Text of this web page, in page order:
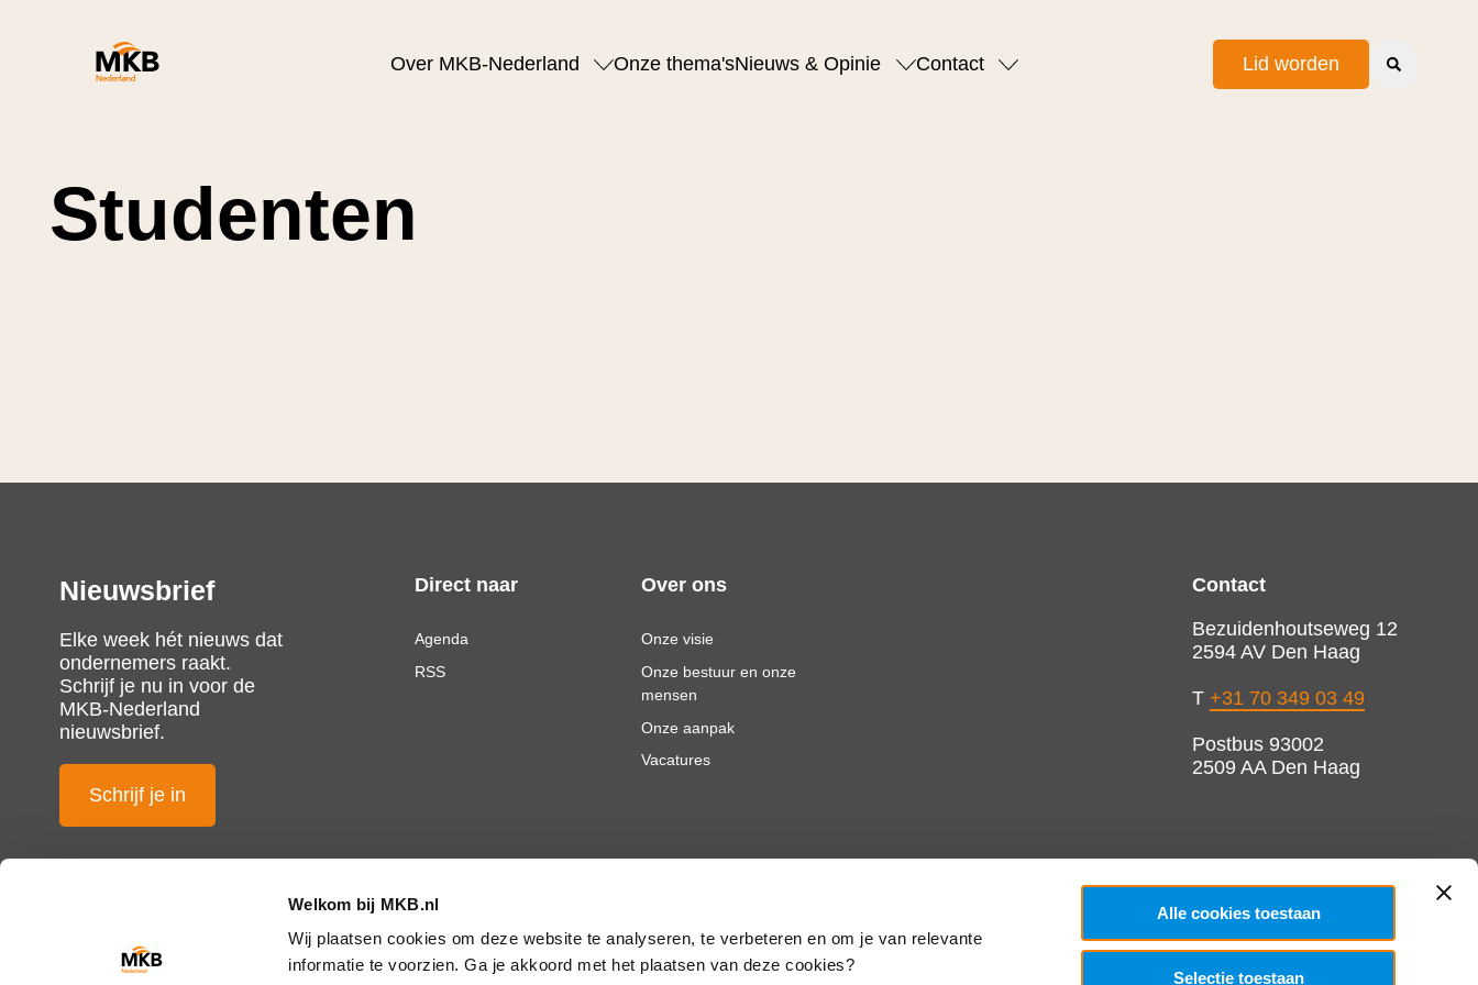
Welkom bij MKB.nl
Wij plaatsen cookies om deze website te analyseren, te verbeteren en om je van relevante
informatie te voorzien. Ga je akkoord met het plaatsen van deze cookies?
Alle cookies toestaan
Selectie toestaan
Over MKB-Nederland Onze thema'sNieuws & Opinie Contact Lid worden
Studenten
Nieuwsbrief
Elke week hét nieuws dat
ondernemers raakt.
Schrijf je nu in voor de
MKB-Nederland
nieuwsbrief.
Schrijf je in
Direct naar
Agenda
RSS
Over ons
Onze visie
Onze bestuur en onze
mensen
Onze aanpak
Vacatures
Contact
Bezuidenhoutseweg 12
2594 AV Den Haag
T +31 70 349 03 49
Postbus 93002
2509 AA Den Haag